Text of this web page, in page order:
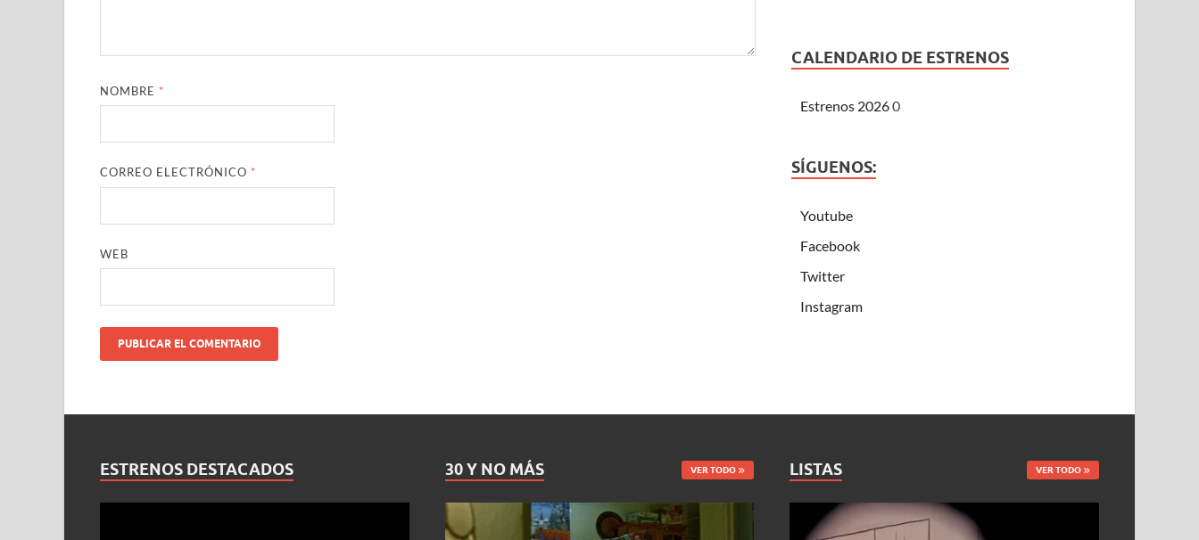
NOMBRE *
CORREO ELECTRÓNICO *
WEB
CALENDARIO DE ESTRENOS
Estrenos 20260
SÍGUENOS:
Youtube
Facebook
Twitter
Instagram
ESTRENOS DESTACADOS 30 Y NO MÁS VER TODO LISTAS VER TODO